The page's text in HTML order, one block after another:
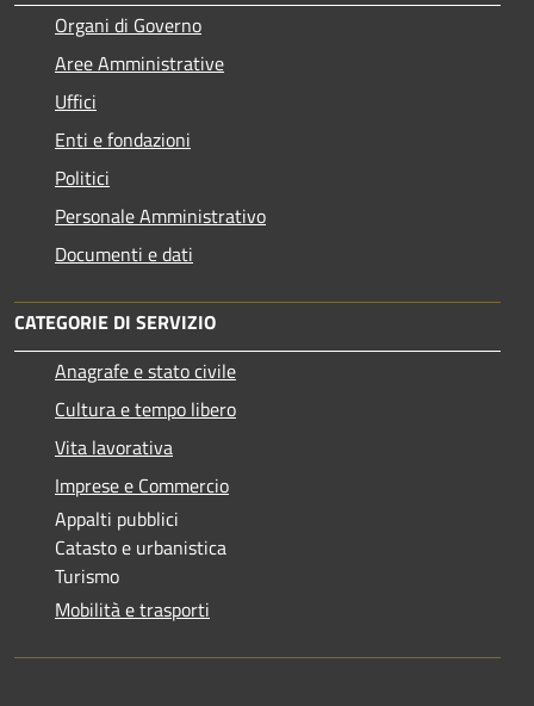
Organi di Governo
Aree Amministrative
Uffici
Enti e fondazioni
Politici
Personale Amministrativo
Documenti e dati
CATEGORIE DI SERVIZIO
Anagrafe e stato civile
Cultura e tempo libero
Vita lavorativa
Imprese e Commercio
Appalti pubblici
Catasto e urbanistica
Turismo
Mobilità e trasporti